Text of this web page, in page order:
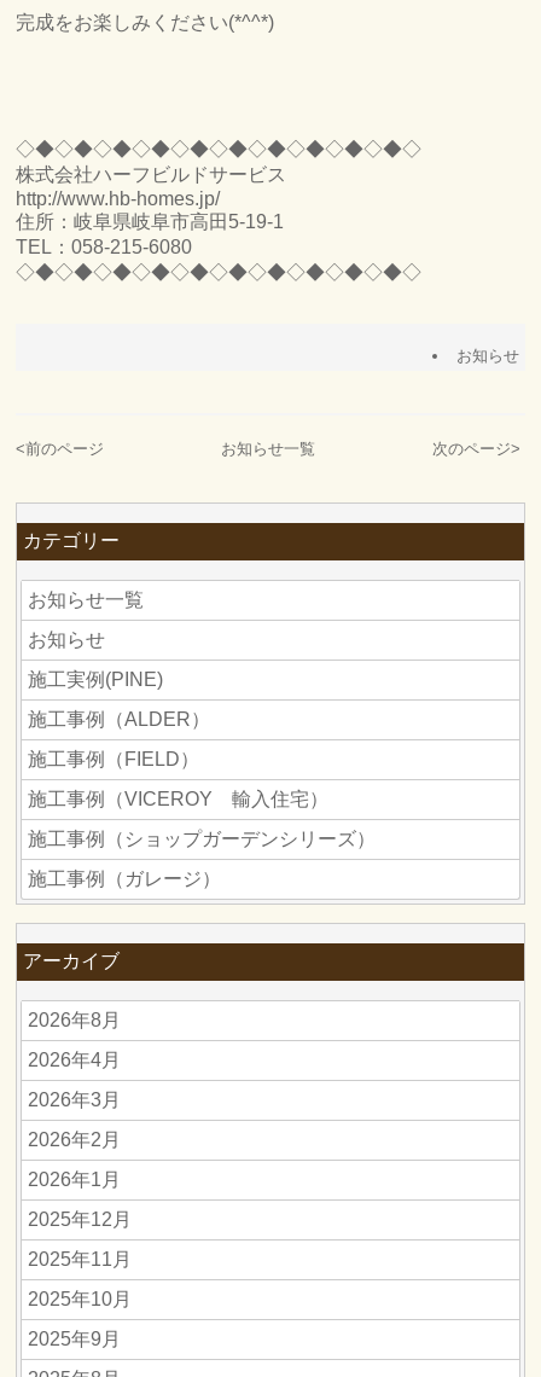
完成をお楽しみください(*^^*)
◇◆◇◆◇◆◇◆◇◆◇◆◇◆◇◆◇◆◇◆◇
株式会社ハーフビルドサービス
http://www.hb-homes.jp/
住所：岐阜県岐阜市高田5-19-1
TEL：058-215-6080
◇◆◇◆◇◆◇◆◇◆◇◆◇◆◇◆◇◆◇◆◇
お知らせ
<前のページ お知らせ一覧 次のページ>
カテゴリー
お知らせ一覧
お知らせ
施工実例(PINE)
施工事例（ALDER）
施工事例（FIELD）
施工事例（VICEROY 輸入住宅）
施工事例（ショップガーデンシリーズ）
施工事例（ガレージ）
アーカイブ
2026年8月
2026年4月
2026年3月
2026年2月
2026年1月
2025年12月
2025年11月
2025年10月
2025年9月